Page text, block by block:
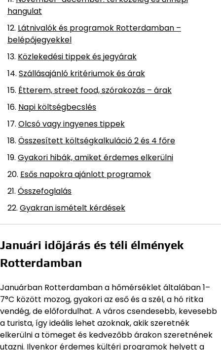
hangulat
Látnivalók és programok Rotterdamban –
belépőjegyekkel
Közlekedési tippek és jegyárak
Szállásajánló kritériumok és árak
Étterem, street food, szórakozás – árak
Napi költségbecslés
Olcsó vagy ingyenes tippek
Összesített költségkalkuláció 2 és 4 főre
Gyakori hibák, amiket érdemes elkerülni
Esős napokra ajánlott programok
Összefoglalás
Gyakran ismételt kérdések
Januári időjárás és téli élmények
Rotterdamban
Januárban Rotterdamban a hőmérséklet általában 1–
7°C között mozog, gyakori az eső és a szél, a hó ritka
vendég, de előfordulhat. A város csendesebb, kevesebb
a turista, így ideális lehet azoknak, akik szeretnék
elkerülni a tömeget és kedvezőbb árakon szeretnének
utazni. Ilyenkor érdemes kültéri programok helyett a